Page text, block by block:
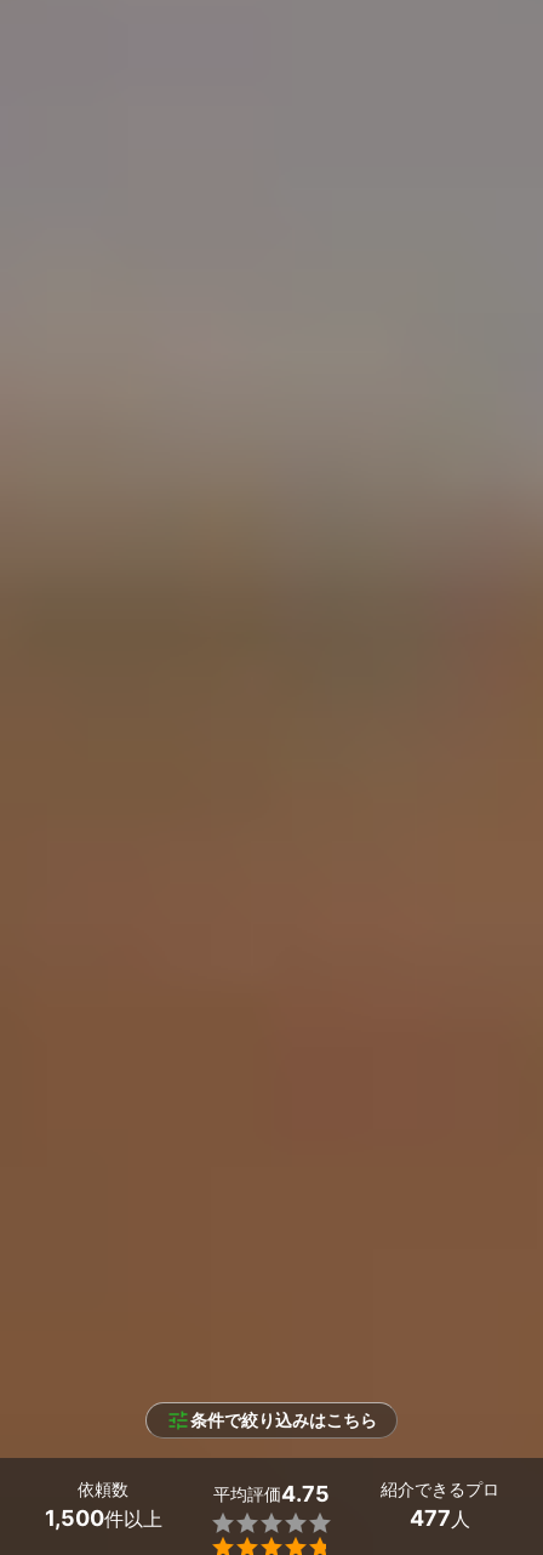
条件で絞り込みはこちら
依頼数
1,500件以上
平均評価4.75


紹介できるプロ
477人